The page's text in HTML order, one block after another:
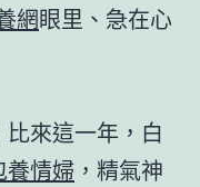
網眼里、急在心
比來這一年，白
養情婦 ，精氣神